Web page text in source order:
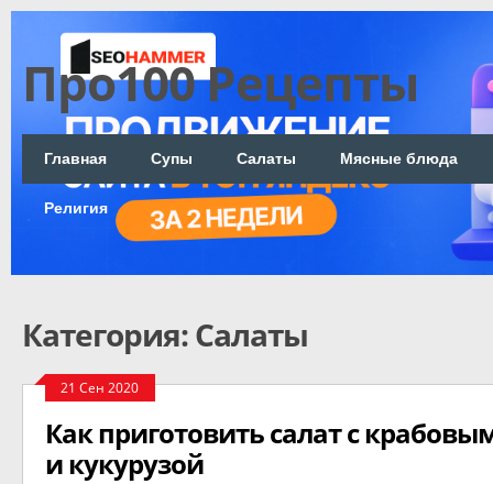
Про100 Рецепты
Главная Супы Салаты Мясные блюда
Религия
Категория: Салаты
21 Сен 2020
Как приготовить салат с
и кукурузой